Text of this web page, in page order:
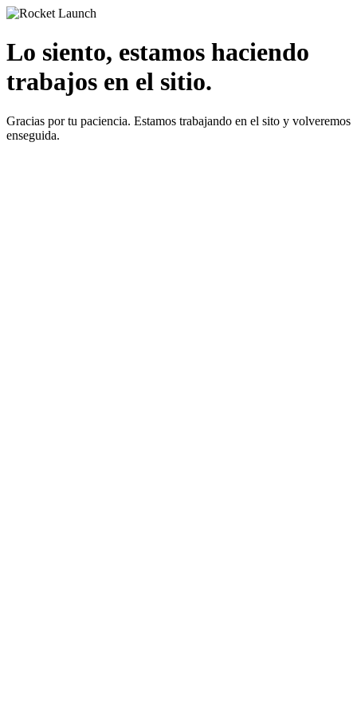
Lo siento, estamos haciendo
trabajos en el sitio.
Gracias por tu paciencia. Estamos trabajando en el sito y volveremos
enseguida.